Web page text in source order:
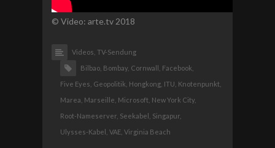
© Video: arte.tv 2018
Videos, TV-Sendung
Bilbao, Bombay, Cornwall,
Facebook,
Five Eyes, Geopolitik, Hongkong, ITU, Knotenpunkt,
Marea, Marseille, Microsoft, New York City,
Root-Nameserver, Seekabel,
Singapur,
Ulysses-Kabel,
VAE, Virginia Beach